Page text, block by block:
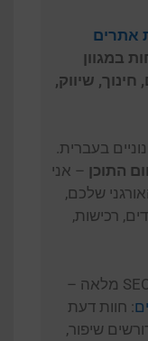
אתרים
במגוון
שיווק,
בעברית.
– אני
שלכם,
רכישות,
לחילופין, אם אין לכם צורך בחבילת SEO מלאה –
: חוות דעת
שיפור,